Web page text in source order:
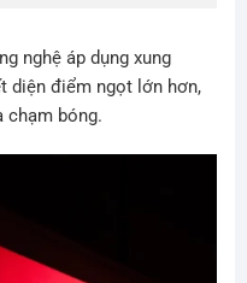
nghệ áp dụng xung
diện điểm ngọt lớn hơn,
chạm bóng.